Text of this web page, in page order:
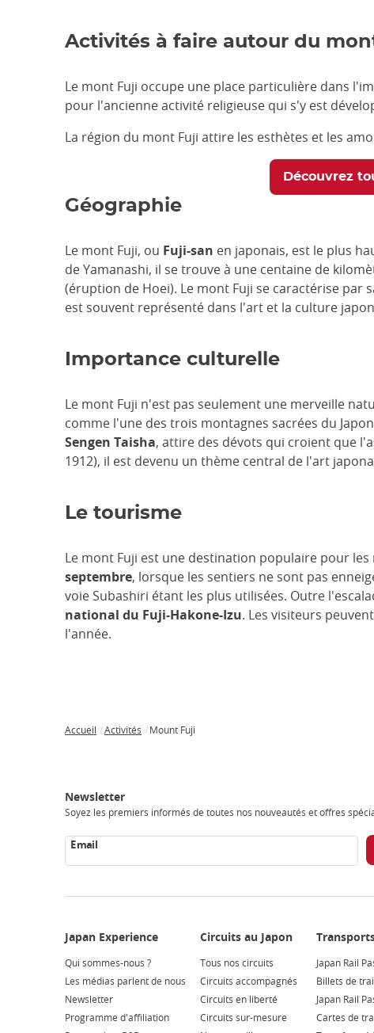
Activités à faire autour du
Le mont Fuji occupe une place particulière dans
pour l'ancienne activité religieuse qui s'y est
La région du mont Fuji attire les esthètes et les
Découvrez
Géographie
Le mont Fuji, ou Fuji-san en japonais, est le plus
de Yamanashi, il se trouve à une centaine de
(éruption de Hoei). Le mont Fuji se caractérise
est souvent représenté dans l'art et la culture
Importance culturelle
Le mont Fuji n'est pas seulement une merveille
comme l'une des trois montagnes sacrées du
Sengen Taisha, attire des dévots qui croient que
1912), il est devenu un thème central de l'art
Le tourisme
Le mont Fuji est une destination populaire pour
septembre, lorsque les sentiers ne sont pas
voie Subashiri étant les plus utilisées. Outre
national du Fuji-Hakone-Izu. Les visiteurs
l'année.
Accueil Activités Mount Fuji
Newsletter
Soyez les premiers informés de toutes nos nouveautés et offres
Email
Experience
Qui sommes-nous ?
Les médias parlent de nous
Newsletter
Programme d'affiliation
au
Japon
Tous nos circuits
Circuits accompagnés
Circuits en liberté
Circuits sur-mesure
Japan Rail
Billets de
Japan Rail
Cartes de
Internet
le
Japon